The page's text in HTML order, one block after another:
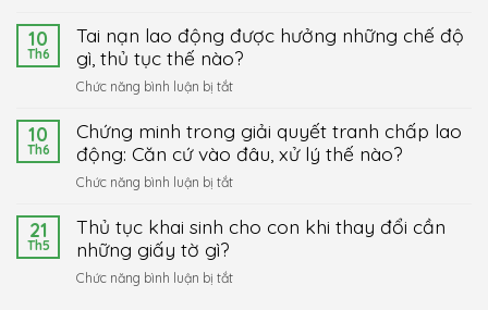
người
Việt
ngoài
về
Luật
đai
huấn
tại
tính
thời
việc
không?
dưỡng
10
Th6
Tai nạn lao động được hưởng những chế độ
gì, thủ tục thế nào?
Chức năng bình luận bị tắtở
nạn
lao
những
10
Th6
Chứng minh trong giải quyết tranh chấp lao
động: Căn cứ vào đâu, xử lý thế nào?
Chức năng bình luận bị tắtở
minh
21
Th5
Thủ tục khai sinh cho con khi thay đổi cần
những giấy tờ gì?
Chức năng bình luận bị tắtở